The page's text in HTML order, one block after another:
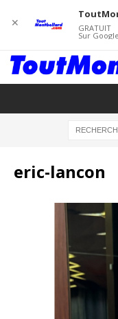
eric-lancon
✕ GRATUIT
Sur